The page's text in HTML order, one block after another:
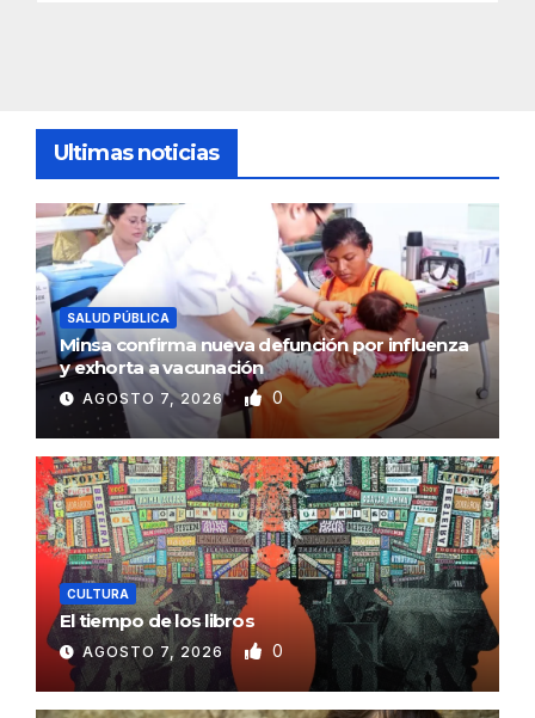
Ultimas noticias
SALUD PÚBLICA
Minsa confirma nueva defunción por influenza
y exhorta a vacunación
AGOSTO 7, 2026 0
CULTURA
El tiempo de los libros
AGOSTO 7, 2026 0